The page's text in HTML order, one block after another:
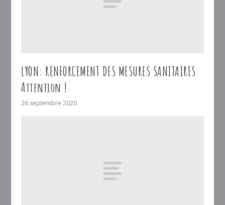
LYON: RENFORCEMENT DES MESURES SANITAIRES
Attention !
26 septembre 2020